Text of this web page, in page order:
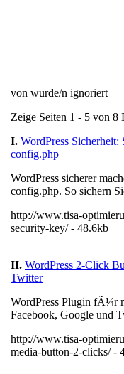
von wurde/n ignoriert
Zeige Seiten 1 - 5 von 8
I. WordPress
config.php
WordPress sicherer
config.php. So sichern
http://www.tisa-
security-key/ - 48.6kb
II. WordPress 2-Click
Twitter
WordPress Plugin fÃ¼r
Facebook, Google und
http://www.tisa-
media-button-2-clicks/ -